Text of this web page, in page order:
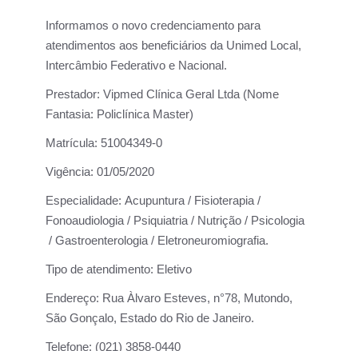
Informamos o novo credenciamento para
atendimentos aos beneficiários da Unimed Local,
Intercâmbio Federativo e Nacional.
Prestador: Vipmed Clínica Geral Ltda (Nome
Fantasia: Policlínica Master)
Matrícula: 51004349-0
Vigência: 01/05/2020
Especialidade: Acupuntura / Fisioterapia /
Fonoaudiologia / Psiquiatria / Nutrição / Psicologia
/ Gastroenterologia / Eletroneuromiografia.
Tipo de atendimento: Eletivo
Endereço: Rua Àlvaro Esteves, n°78, Mutondo,
São Gonçalo, Estado do Rio de Janeiro.
Telefone: (021) 3858-0440